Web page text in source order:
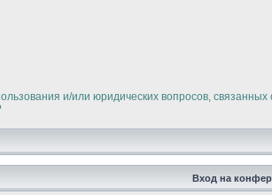
и/или юридических вопросов,
Вход на